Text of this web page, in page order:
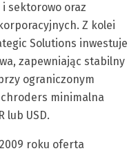
sektorowo oraz
Z kolei
Solutions inwestuje
zapewniając stabilny
ograniczonym
minimalna
lub USD.
roku oferta